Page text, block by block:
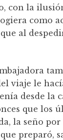
con la
como
al
viaje le
desde la
que los
la seño
preparó,